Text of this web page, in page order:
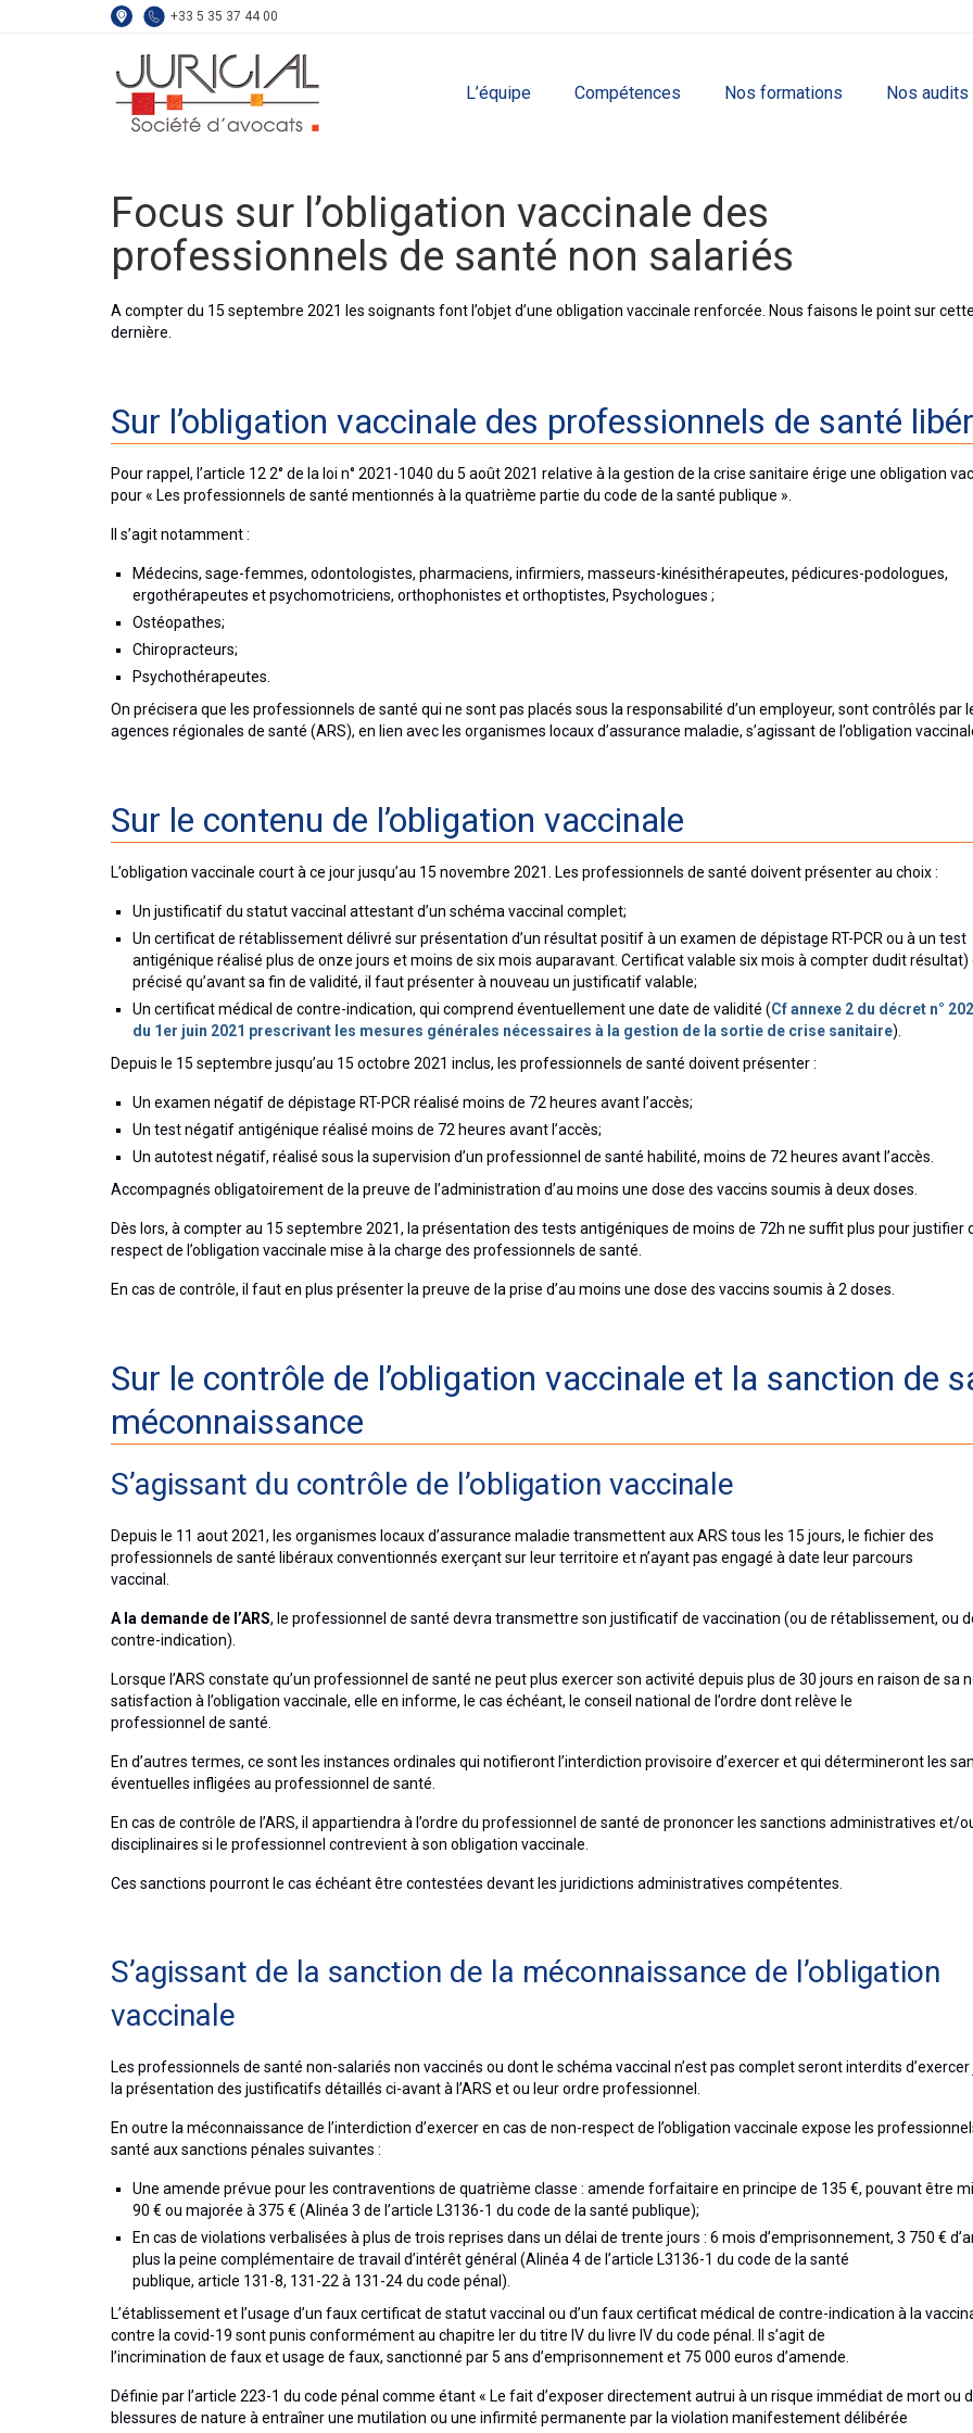
+33 5 35 37 44 00
L’équipe Compétences Nos formations Nos audits
Focus sur l’obligation vaccinale des
professionnels de santé non salariés
A compter du 15 septembre 2021 les soignants font l’objet d’une obligation vaccinale renforcée. Nous faisons le point sur cette
dernière.
Sur l’obligation vaccinale des professionnels de santé
Pour rappel, l’article 12 2° de la loi n° 2021-1040 du 5 août 2021 relative à la gestion de la crise sanitaire érige une obligation
pour « Les professionnels de santé mentionnés à la quatrième partie du code de la santé publique ».
Il s’agit notamment :
Médecins, sage-femmes, odontologistes, pharmaciens, infirmiers, masseurs-kinésithérapeutes, pédicures-podologues,
ergothérapeutes et psychomotriciens, orthophonistes et orthoptistes, Psychologues ;
Ostéopathes;
Chiropracteurs;
Psychothérapeutes.
On précisera que les professionnels de santé qui ne sont pas placés sous la responsabilité d’un employeur, sont contrôlés par
agences régionales de santé (ARS), en lien avec les organismes locaux d’assurance maladie, s’agissant de l’obligation
Sur le contenu de l’obligation vaccinale
L’obligation vaccinale court à ce jour jusqu’au 15 novembre 2021. Les professionnels de santé doivent présenter au choix :
Un justificatif du statut vaccinal attestant d’un schéma vaccinal complet;
Un certificat de rétablissement délivré sur présentation d’un résultat positif à un examen de dépistage RT-PCR ou à un test
antigénique réalisé plus de onze jours et moins de six mois auparavant. Certificat valable six mois à compter dudit
précisé qu’avant sa fin de validité, il faut présenter à nouveau un justificatif valable;
Un certificat médical de contre-indication, qui comprend éventuellement une date de validité (Cf annexe 2 du décret n°
du 1er juin 2021 prescrivant les mesures générales nécessaires à la gestion de la sortie de crise sanitaire).
Depuis le 15 septembre jusqu’au 15 octobre 2021 inclus, les professionnels de santé doivent présenter :
Un examen négatif de dépistage RT-PCR réalisé moins de 72 heures avant l’accès;
Un test négatif antigénique réalisé moins de 72 heures avant l’accès;
Un autotest négatif, réalisé sous la supervision d’un professionnel de santé habilité, moins de 72 heures avant l’accès.
Accompagnés obligatoirement de la preuve de l’administration d’au moins une dose des vaccins soumis à deux doses.
Dès lors, à compter au 15 septembre 2021, la présentation des tests antigéniques de moins de 72h ne suffit plus pour justifier
respect de l’obligation vaccinale mise à la charge des professionnels de santé.
En cas de contrôle, il faut en plus présenter la preuve de la prise d’au moins une dose des vaccins soumis à 2 doses.
Sur le contrôle de l’obligation vaccinale et la sanction de
méconnaissance
S’agissant du contrôle de l’obligation vaccinale
Depuis le 11 aout 2021, les organismes locaux d’assurance maladie transmettent aux ARS tous les 15 jours, le fichier des
professionnels de santé libéraux conventionnés exerçant sur leur territoire et n’ayant pas engagé à date leur parcours
vaccinal.
A la demande de l’ARS, le professionnel de santé devra transmettre son justificatif de vaccination (ou de rétablissement, ou
contre-indication).
Lorsque l’ARS constate qu’un professionnel de santé ne peut plus exercer son activité depuis plus de 30 jours en raison de sa
satisfaction à l’obligation vaccinale, elle en informe, le cas échéant, le conseil national de l’ordre dont relève le
professionnel de santé.
En d’autres termes, ce sont les instances ordinales qui notifieront l’interdiction provisoire d’exercer et qui détermineront les
éventuelles infligées au professionnel de santé.
En cas de contrôle de l’ARS, il appartiendra à l’ordre du professionnel de santé de prononcer les sanctions administratives et/
disciplinaires si le professionnel contrevient à son obligation vaccinale.
Ces sanctions pourront le cas échéant être contestées devant les juridictions administratives compétentes.
S’agissant de la sanction de la méconnaissance de l’obligation
vaccinale
Les professionnels de santé non-salariés non vaccinés ou dont le schéma vaccinal n’est pas complet seront interdits d’exercer
la présentation des justificatifs détaillés ci-avant à l’ARS et ou leur ordre professionnel.
En outre la méconnaissance de l’interdiction d’exercer en cas de non-respect de l’obligation vaccinale expose les
santé aux sanctions pénales suivantes :
Une amende prévue pour les contraventions de quatrième classe : amende forfaitaire en principe de 135 €, pouvant être
90 € ou majorée à 375 € (Alinéa 3 de l’article L3136-1 du code de la santé publique);
En cas de violations verbalisées à plus de trois reprises dans un délai de trente jours : 6 mois d’emprisonnement, 3 750 €
plus la peine complémentaire de travail d’intérêt général (Alinéa 4 de l’article L3136-1 du code de la santé
publique, article 131-8, 131-22 à 131-24 du code pénal).
L’établissement et l’usage d’un faux certificat de statut vaccinal ou d’un faux certificat médical de contre-indication à la
contre la covid-19 sont punis conformément au chapitre Ier du titre IV du livre IV du code pénal. Il s’agit de
l’incrimination de faux et usage de faux, sanctionné par 5 ans d’emprisonnement et 75 000 euros d’amende.
Définie par l’article 223-1 du code pénal comme étant « Le fait d’exposer directement autrui à un risque immédiat de mort ou
blessures de nature à entraîner une mutilation ou une infirmité permanente par la violation manifestement délibérée